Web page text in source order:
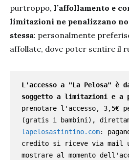
purtroppo, l’affollamento e
limitazioni ne penalizzano
stessa: personalmente
affollate, dove poter sentire il
L'accesso a "La Pelosa" è
soggetto a limitazioni e a
prenotare l'accesso, 3,5€
lapelosastintino.com:
credito si riceve via mail
mostrare al momento